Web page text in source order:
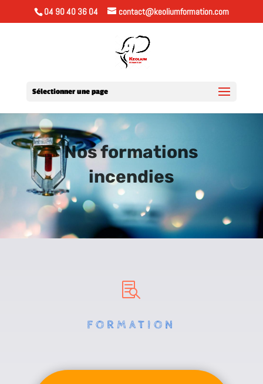
04 90 40 36 04 contact@keoliumformation.com
Sélectionner une page
Nos formations
incendies

FORMATION